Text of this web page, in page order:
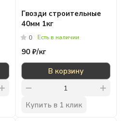
Гвозди строительные
40мм 1кг
0 Есть в наличии
90 ₽/кг
В корзину
Купить в 1 клик